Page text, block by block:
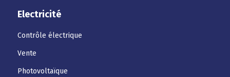
Electricité
Contrôle électrique
Vente
Photovoltaïque